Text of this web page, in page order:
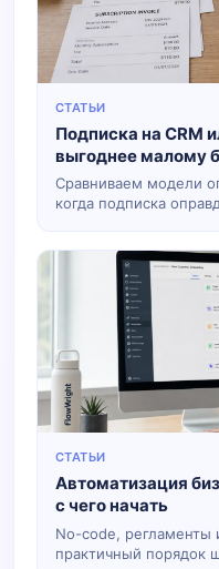
СТАТЬИ
Подписка на CRM
выгоднее малому
Сравниваем модели
когда подписка
СТАТЬИ
Автоматизация
с чего начать
No-code, регламенты
практичный порядок